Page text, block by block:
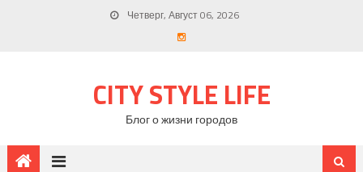
Четверг, Август 06, 2026
CITY STYLE LIFE
Блог о жизни городов